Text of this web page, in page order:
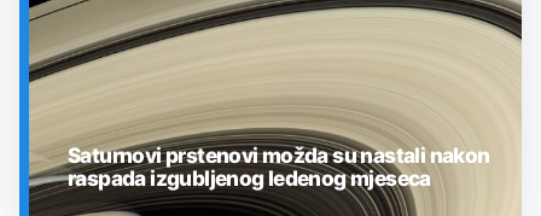
Saturnovi prstenovi možda su nastali nakon
raspada izgubljenog ledenog mjeseca